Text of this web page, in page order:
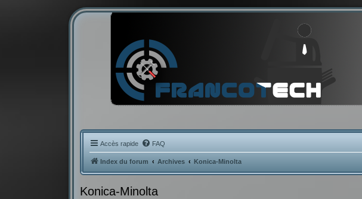
Accès rapide FAQ
Index du forum Archives Konica-Minolta
Konica-Minolta